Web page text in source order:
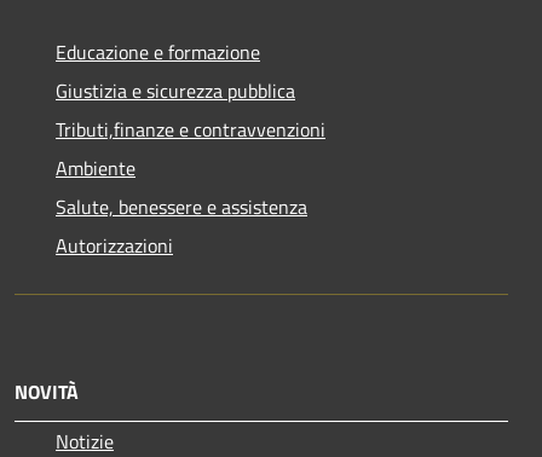
Educazione e formazione
Giustizia e sicurezza pubblica
Tributi,finanze e contravvenzioni
Ambiente
Salute, benessere e assistenza
Autorizzazioni
NOVITÀ
Notizie